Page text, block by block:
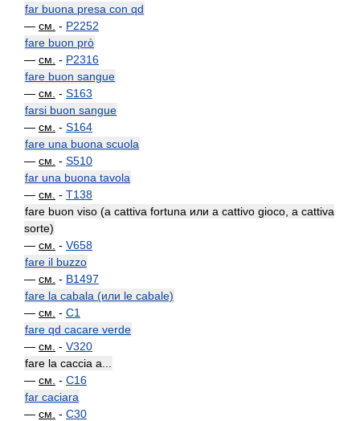
far buona presa con qd
— см. - P2252
fare buon prò
— см. - P2316
fare buon sangue
— см. - S163
farsi buon sangue
— см. - S164
fare una buona scuola
— см. - S510
far una buona tavola
— см. - T138
fare buon viso (a cattiva fortuna или a cattivo gioco, a cattiva
sorte)
— см. - V658
fare il buzzo
— см. - B1497
fare la cabala (или le cabale)
— см. - C1
fare qd cacare verde
— см. - V320
fare la caccia a...
— см. - C16
far caciara
— см. - C30